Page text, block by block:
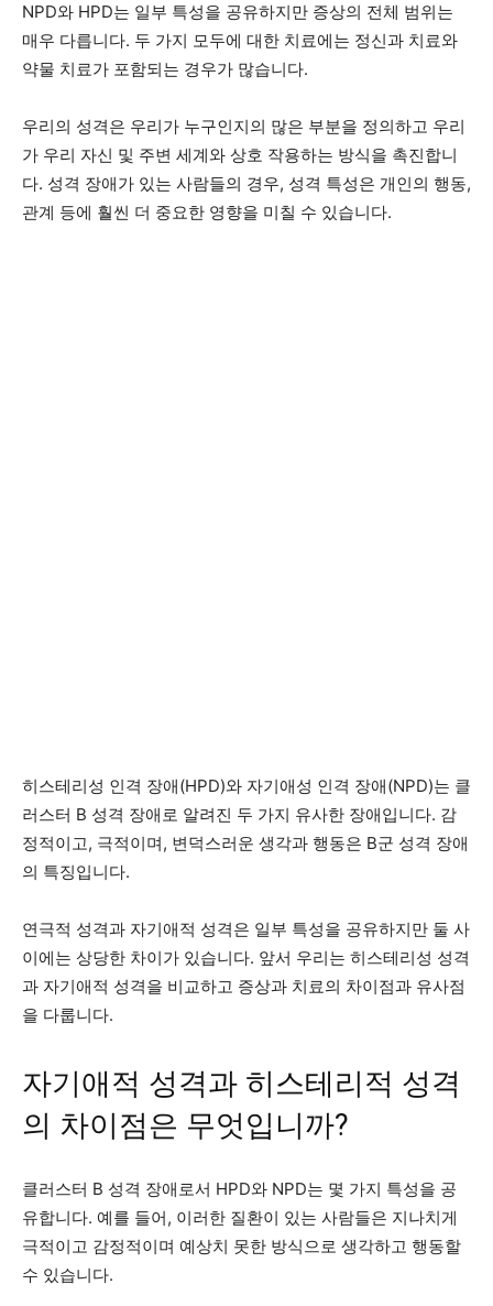
NPD와 HPD는 일부 특성을 공유하지만 증상의 전체 범위는
매우 다릅니다. 두 가지 모두에 대한 치료에는 정신과 치료와
약물 치료가 포함되는 경우가 많습니다.
우리의 성격은 우리가 누구인지의 많은 부분을 정의하고 우리
가 우리 자신 및 주변 세계와 상호 작용하는 방식을 촉진합니
다. 성격 장애가 있는 사람들의 경우, 성격 특성은 개인의 행동,
관계 등에 훨씬 더 중요한 영향을 미칠 수 있습니다.
히스테리성 인격 장애(HPD)와 자기애성 인격 장애(NPD)는 클
러스터 B 성격 장애로 알려진 두 가지 유사한 장애입니다. 감
정적이고, 극적이며, 변덕스러운 생각과 행동은 B군 성격 장애
의 특징입니다.
연극적 성격과 자기애적 성격은 일부 특성을 공유하지만 둘 사
이에는 상당한 차이가 있습니다. 앞서 우리는 히스테리성 성격
과 자기애적 성격을 비교하고 증상과 치료의 차이점과 유사점
을 다룹니다.
자기애적 성격과 히스테리적 성격
의 차이점은 무엇입니까?
클러스터 B 성격 장애로서 HPD와 NPD는 몇 가지 특성을 공
유합니다. 예를 들어, 이러한 질환이 있는 사람들은 지나치게
극적이고 감정적이며 예상치 못한 방식으로 생각하고 행동할
수 있습니다.